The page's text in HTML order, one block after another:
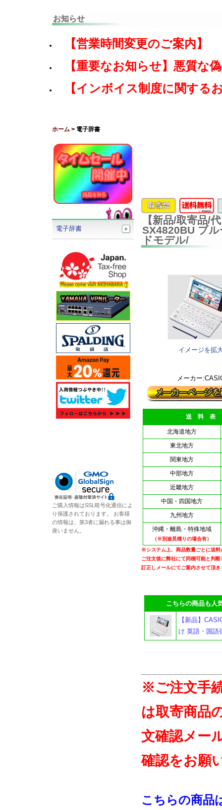
お知らせ
【営業時間変更のご案内】
【重要なお知らせ】悪質な
【インボイス制度に関する
ホーム > 電子辞書
【新品/取寄品/
SX4820BU ブ
ドモデル/
イメージを拡
メーカー
送 料 表
北海道地方
東北地方
関東地方
中部地方
近畿地方
中国・四国地方
九州地方
沖縄・離島・特殊地域
（※別途見積りの場合有）
※システム上、商品数量ごとに送料
ご注文後に弊社にて同梱可能と判
訂正しメールにてご案内させて頂き
こちらの商品も人気
【新品】
け 英語・国語
※ご注文手
は取寄商品
文確認メー
確認をお願
こちらの商品
電子辞書
ご購入情報はSSL暗号化通信によ
り保護されております。 お客様
の情報は、第3者に漏れる事は御
座いません。